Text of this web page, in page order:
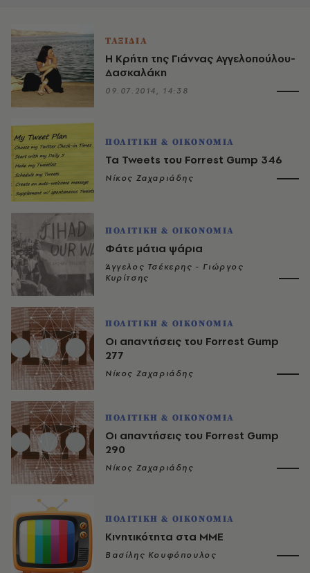
ΤΑΞΙΔΙΑ
Η Κρήτη της Γιάννας Αγγελοπούλου-
Δασκαλάκη
09.07.2014, 14:38
ΠΟΛΙΤΙΚΗ & ΟΙΚΟΝΟΜΙΑ
Τα Tweets του Forrest Gump 346
Νίκος Ζαχαριάδης
ΠΟΛΙΤΙΚΗ & ΟΙΚΟΝΟΜΙΑ
Φάτε μάτια ψάρια
Άγγελος Τσέκερης - Γιώργος
Κυρίτσης
ΠΟΛΙΤΙΚΗ & ΟΙΚΟΝΟΜΙΑ
Οι απαντήσεις του Forrest Gump
277
Νίκος Ζαχαριάδης
ΠΟΛΙΤΙΚΗ & ΟΙΚΟΝΟΜΙΑ
Οι απαντήσεις του Forrest Gump
290
Νίκος Ζαχαριάδης
ΠΟΛΙΤΙΚΗ & ΟΙΚΟΝΟΜΙΑ
Κινητικότητα στα ΜΜΕ
Βασίλης Κουφόπουλος